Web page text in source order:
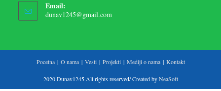
Email:
dunav1245@gmail.com
Pocetna O nama Vesti Projekti Mediji o nama Kontakt
2020 Dunav1245 All rights reserved/ Created byNeaSoft